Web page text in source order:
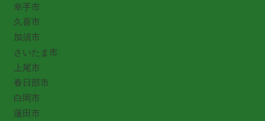
幸手市
久喜市
加須市
さいたま市
上尾市
春日部市
白岡市
蓮田市